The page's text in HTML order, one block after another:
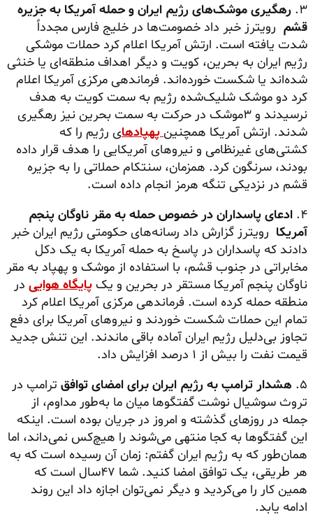
۳. رهگیری موشک‌های رژیم ایران و حمله آمریکا به جزیره
قشم رویترز خبر داد خصومت‌ها در خلیج فارس مجدداً
شدت یافته است. ارتش آمریکا اعلام کرد حملات موشکی
رژیم ایران به بحرین، کویت و دیگر اهداف منطقه‌ای یا خنثی
شده‌اند یا شکست خورده‌اند. فرماندهی مرکزی آمریکا اعلام
کرد دو موشک شلیک‌شده رژیم به سمت کویت به هدف
نرسیدند و ۳موشک در حرکت به سمت بحرین نیز رهگیری
شدند. ارتش آمریکا همچنینپهپادهای رژیم را که
کشتی‌های غیرنظامی و نیروهای آمریکایی را هدف قرار داده
بودند، سرنگون کرد. همزمان، سنتکام حملاتی را به جزیره
قشم در نزدیکی تنگه هرمز انجام داده است.
۴. ادعای پاسداران در خصوص حمله به مقر ناوگان پنجم
آمریکا رویترز گزارش داد رسانه‌های حکومتی رژیم ایران خبر
دادند که پاسداران در پاسخ به حمله آمریکا به یک دکل
مخابراتی در جنوب قشم، با استفاده از موشک و پهپاد به مقر
ناوگان پنجم آمریکا مستقر در بحرین و یک پایگاه هوایی در
منطقه حمله کرده است. فرماندهی مرکزی آمریکا اعلام کرد
تمام این حملات شکست خوردند و نیروهای آمریکا برای دفع
تجاوز بی‌دلیل رژیم ایران آماده باقی ماندند. این تنش جدید
قیمت نفت را بیش از ۱ درصد افزایش داد.
۵. هشدار ترامپ به رژیم ایران برای امضای توافق ترامپ در
تروث سوشیال نوشت گفتگوها میان ما به‌طور مداوم، از
جمله در روزهای گذشته و امروز در جریان بوده است. اینکه
این گفتگوها به کجا منتهی می‌شوند را هیچ‌کس نمی‌داند، اما
همان‌طور که به رژیم ایران گفتم: زمان آن رسیده است که به
هر طریقی، یک توافق امضا کنید. شما ۴۷سال است که
همین کار را می‌کردید و دیگر نمی‌توان اجازه داد این روند
ادامه یابد.